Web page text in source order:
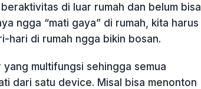
di luar rumah dan belum bisa
ngga “mati gaya” di rumah, kita harus
hari di rumah ngga bikin bosan.
multifungsi sehingga semua
dari satu device. Misal bisa menonton